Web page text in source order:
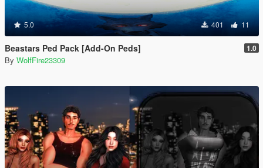
5.0 401 11
Beastars Ped Pack [Add-On Peds] 1.0
By WolfFire23309